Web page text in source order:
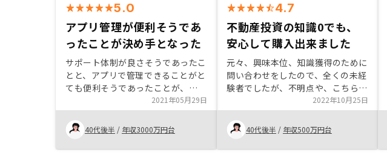
5.0
アプリ管理が便利そうであ
ったことが決め手となった
サポート体制が良さそうであったこ
とと、アプリで管理できることがと
ても便利そうであったことが、
RENOSYさんにお願いする決め手と
なりました。今のところ特にないで
す。
2021年05月29日
40代後半 / 年収3000万円台
4.7
不動産投資の知識0でも、
安心して購入出来ました
元々、興味本位、知識獲得のために
問い合わせをしたので、全くの未経
験者でしたが、不明点や、こちらに
とって解りにくいであろう事を先に
提示してくれ、丁寧に分かりやすく
教えてくださったことでとても安心
でき、購入を決心できました。 ま
た、ココロナ禍だからと思います
2022年10月25日
40代後半 / 年収500万円台